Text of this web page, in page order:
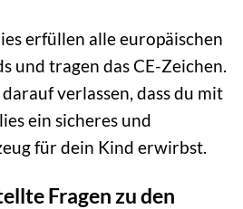
erfüllen alle europäischen
und tragen das CE-Zeichen.
verlassen, dass du mit
ein sicheres und
für dein Kind erwirbst.
Fragen zu den